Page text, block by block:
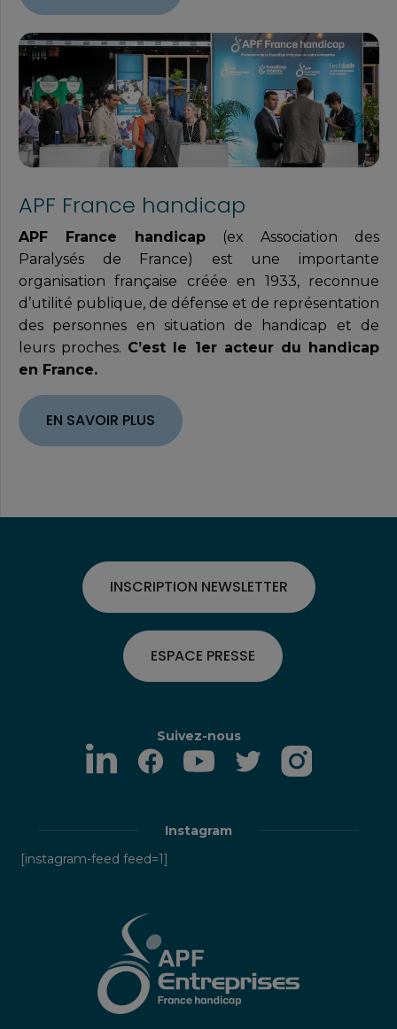
APF France handicap
APF France handicap (ex Association des
Paralysés de France) est une importante
organisation française créée en 1933, reconnue
d’utilité publique, de défense et de représentation
des personnes en situation de handicap et de
leurs proches. C’est le 1er acteur du handicap
en France.
EN SAVOIR PLUS
INSCRIPTION NEWSLETTER
ESPACE PRESSE
Suivez-nous
Instagram
[instagram-feed feed=1]